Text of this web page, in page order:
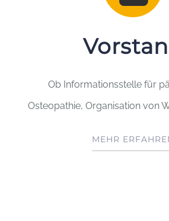
Ob Informationsstelle für
Osteopathie, Organisation von
MEHR